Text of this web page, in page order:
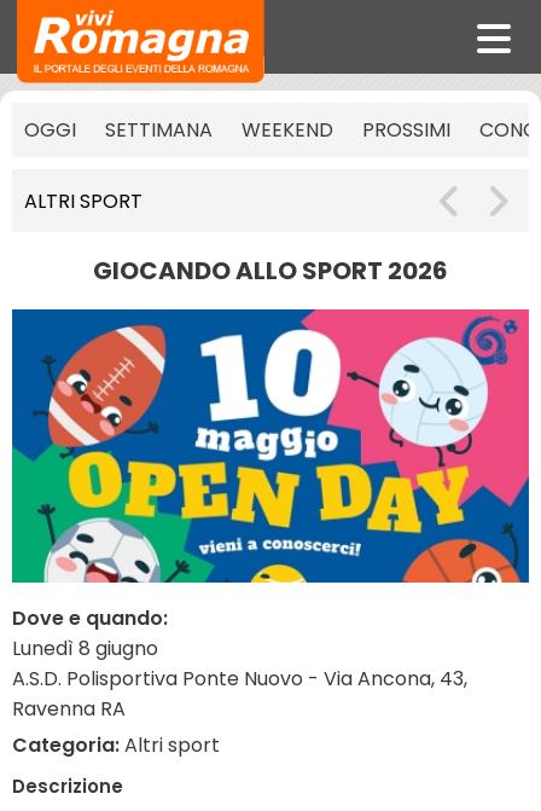
OGGI SETTIMANA WEEKEND PROSSIMI
ALTRI SPORT
GIOCANDO ALLO SPORT 2026
Dove e quando:
Lunedì 8 giugno
A.S.D. Polisportiva Ponte Nuovo - Via Ancona, 43,
Ravenna RA
Categoria:Altri sport
Descrizione